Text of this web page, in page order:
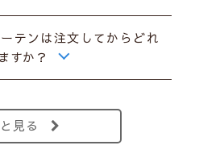
テンは注文してからどれ
すか？
見る